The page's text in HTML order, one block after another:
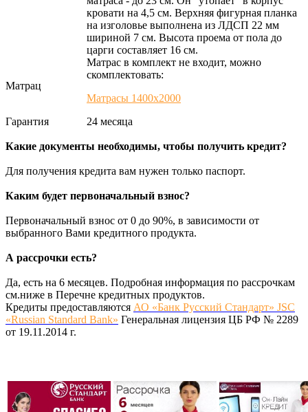
кровати на 4,5 см. Верхняя фигурная планка
на изголовье выполнена из ЛДСП 22 мм
шириной 7 см. Высота проема от пола до
царги составляет 16 см.
Матрац
Матрас в комплект не входит, можно
скомплектовать:
Матрасы 1400х2000
Гарантия
24 месяца
Какие документы необходимы, чтобы получить кредит?
Для получения кредита вам нужен только паспорт.
Каким будет первоначальный взнос?
Первоначальный взнос от 0 до 90%, в зависимости от
выбранного Вами кредитного продукта.
А рассрочки есть?
Да, есть на 6 месяцев. Подробная информация по рассрочкам
см.ниже в Перечне кредитных продуктов.
Кредиты предоставляются АО «Банк Русский Стандарт» JSC
«Russian Standard Bank» Генеральная лицензия ЦБ РФ № 2289
от 19.11.2014 г.